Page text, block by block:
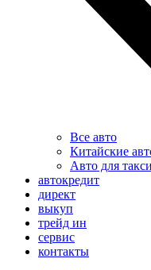
Все авто
Китайские
Авто для такси
автокредит
директ
выкуп
трейд ин
сервис
контакты